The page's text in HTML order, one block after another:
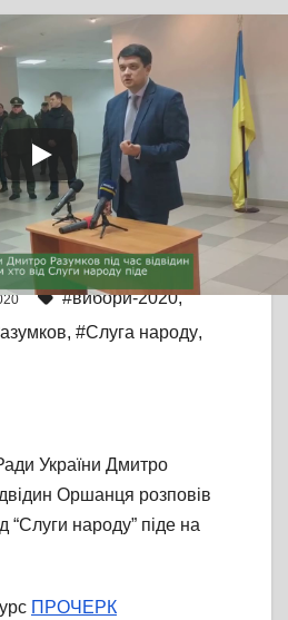
у
розповів про
#вибори-2020,
, #Слуга народу,
України Дмитро
Оршанця розповів
“Слуги народу” піде на
ПРОЧЕРК